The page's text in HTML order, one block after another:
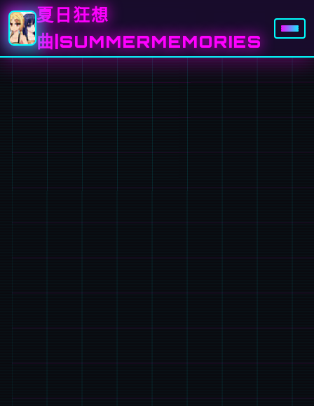
夏日狂想
曲|SUMMERMEMORIES